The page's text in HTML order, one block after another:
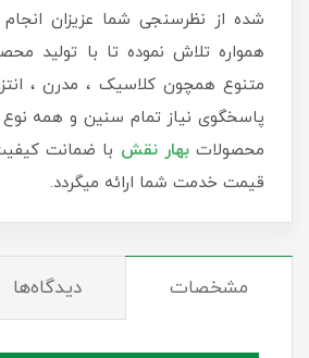
شده از نظرسنجی شما عزیزان انجام
همواره تلاش نموده تا با تولید
متنوع همچون کلاسیک ، مدرن ،
پاسخگوی نیاز تمام سنین و همه
محصولاتبهار نقش با ضمانت
قیمت خدمت شما ارائه میگردد.
مشخصات دیدگاه‌ها